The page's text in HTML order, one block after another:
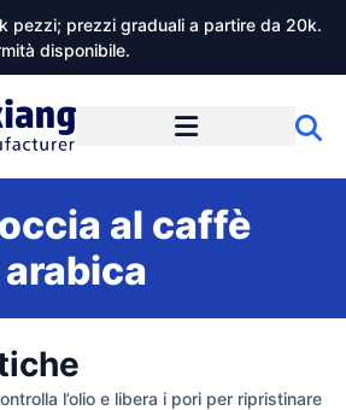
pezzi; prezzi graduali a partire da 20k.
disponibile.
al caffè
arabica
l’olio e libera i pori per ripristinare